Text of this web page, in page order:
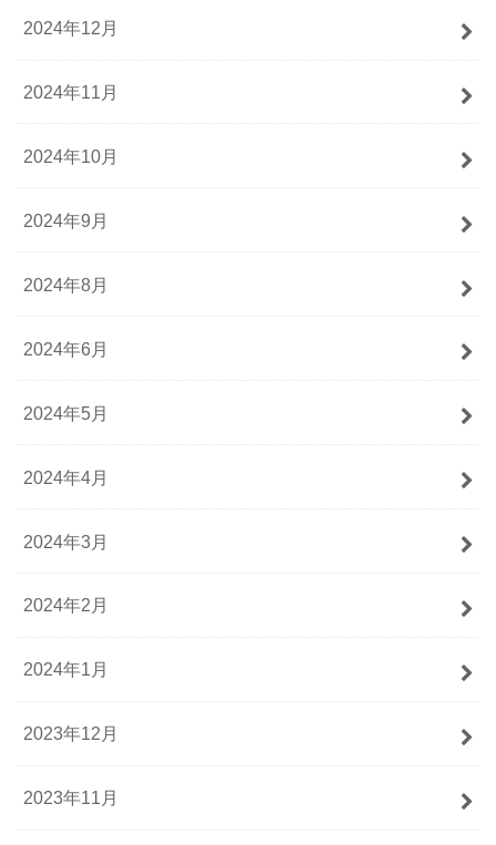
2024年12月
2024年11月
2024年10月
2024年9月
2024年8月
2024年6月
2024年5月
2024年4月
2024年3月
2024年2月
2024年1月
2023年12月
2023年11月